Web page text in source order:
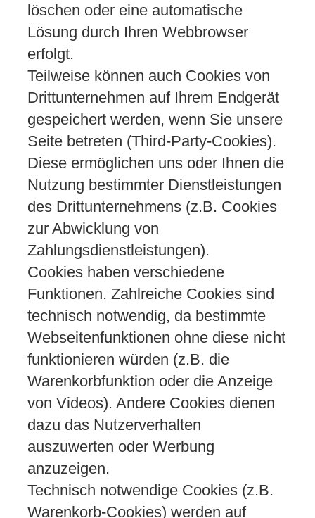
löschen oder eine automatische
Lösung durch Ihren Webbrowser
erfolgt.
Teilweise können auch Cookies von
Drittunternehmen auf Ihrem Endgerät
gespeichert werden, wenn Sie unsere
Seite betreten (Third-Party-Cookies).
Diese ermöglichen uns oder Ihnen die
Nutzung bestimmter Dienstleistungen
des Drittunternehmens (z.B. Cookies
zur Abwicklung von
Zahlungsdienstleistungen).
Cookies haben verschiedene
Funktionen. Zahlreiche Cookies sind
technisch notwendig, da bestimmte
Webseitenfunktionen ohne diese nicht
funktionieren würden (z.B. die
Warenkorbfunktion oder die Anzeige
von Videos). Andere Cookies dienen
dazu das Nutzerverhalten
auszuwerten oder Werbung
anzuzeigen.
Technisch notwendige Cookies (z.B.
Warenkorb-Cookies) werden auf